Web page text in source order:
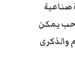
صناعية
يمكن
والذكرى